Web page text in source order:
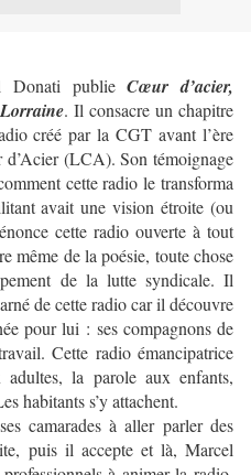
Donati publieCœur d’acier,
. Il consacre un chapitre
créé par la CGT avant l’ère
(LCA). Son témoignage
cette radio le transforma
avait une vision étroite (ou
cette radio ouverte à tout
même de la poésie, toute chose
de la lutte syndicale. Il
de cette radio car il découvre
pour lui : ses compagnons de
Cette radio émancipatrice
la parole aux enfants,
habitants s’y attachent.
camarades à aller parler des
puis il accepte et là, Marcel